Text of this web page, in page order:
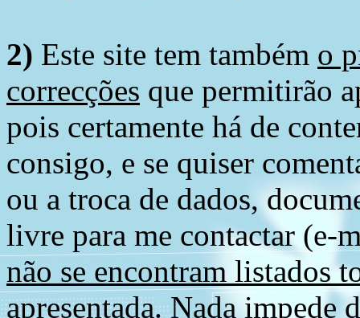
2) Este site tem também o
correcções que permitirão
pois certamente há de
consigo, e se quiser
ou a troca de dados,
livre para me contactar (e-
não se encontram listados
apresentada. Nada impede